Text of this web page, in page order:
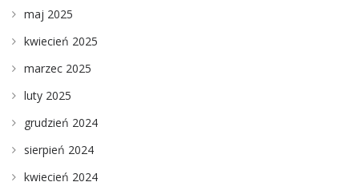
maj 2025
kwiecień 2025
marzec 2025
luty 2025
grudzień 2024
sierpień 2024
kwiecień 2024